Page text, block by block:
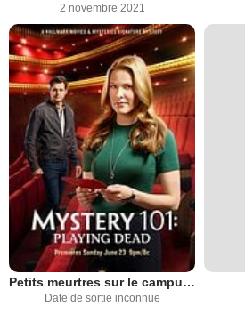
2 novembre 2021
Petits meurtres sur le campus : coup de théâtre !
Date de sortie inconnue